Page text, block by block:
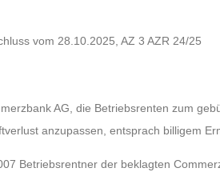
vom 28.10.2025, AZ 3 AZR 24/25
AG, die Betriebsrenten zum
anzupassen, entsprach billigem
Betriebsrentner der beklagten